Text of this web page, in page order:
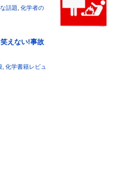
話題, 化学者の
えない!事故
, 化学書籍レビュ